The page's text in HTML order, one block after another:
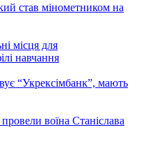
став мінометником на
місця для
навчання
“Укрексімбанк”, мають
воїна Станіслава